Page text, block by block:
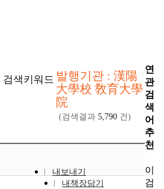
검색키워드 발행기관 : 漢陽
大學校 敎育大學
院
(검색결과 5,790 건)
내보내기
내책장담기
연
관
검
색
어
추
천
이
검